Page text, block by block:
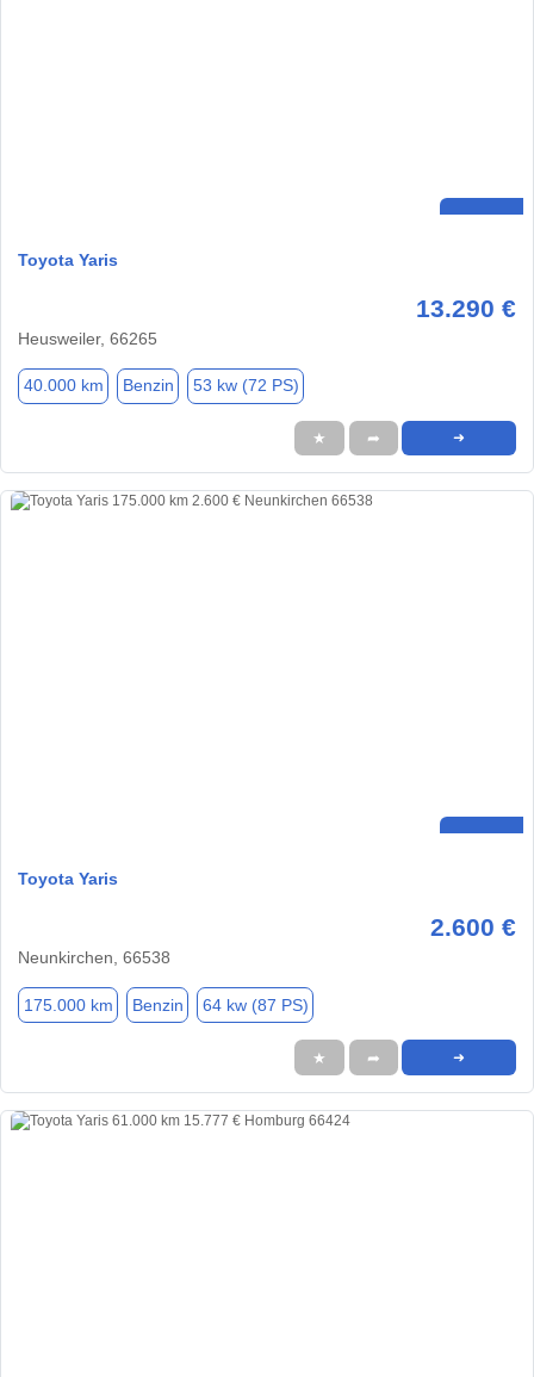
Toyota Yaris
13.290 €
Heusweiler, 66265
40.000 km Benzin 53 kw (72 PS)
★ ➦ ➜
Toyota Yaris
2.600 €
Neunkirchen, 66538
175.000 km Benzin 64 kw (87 PS)
★ ➦ ➜